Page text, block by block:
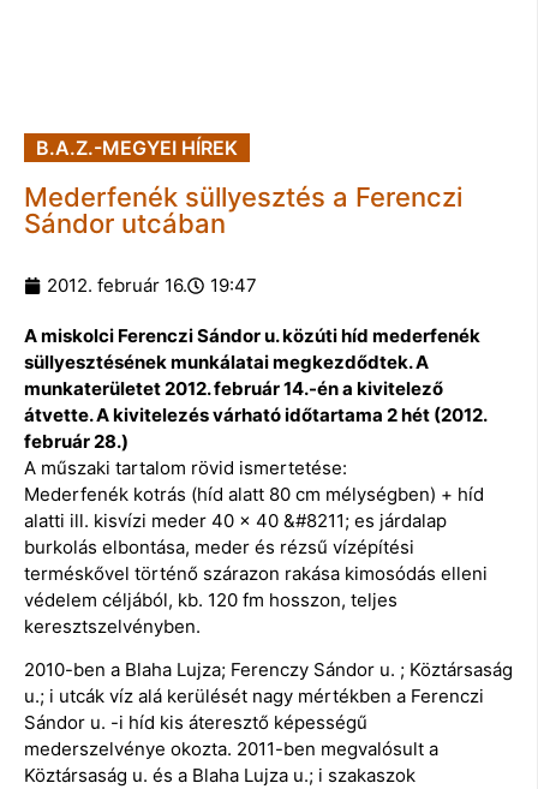
B.A.Z.-MEGYEI HÍREK
Mederfenék süllyesztés a Ferenczi
Sándor utcában
2012. február 16. 19:47
A miskolci Ferenczi Sándor u. közúti híd mederfenék
süllyesztésének munkálatai megkezdődtek. A
munkaterületet 2012. február 14.-én a kivitelező
átvette. A kivitelezés várható időtartama 2 hét (2012.
február 28.)
A műszaki tartalom rövid ismertetése:
Mederfenék kotrás (híd alatt 80 cm mélységben) + híd
alatti ill. kisvízi meder 40 x 40 &#8211; es járdalap
burkolás elbontása, meder és rézsű vízépítési
terméskővel történő szárazon rakása kimosódás elleni
védelem céljából, kb. 120 fm hosszon, teljes
keresztszelvényben.
2010-ben a Blaha Lujza; Ferenczy Sándor u. ; Köztársaság
u.; i utcák víz alá kerülését nagy mértékben a Ferenczi
Sándor u. -i híd kis áteresztő képességű
mederszelvénye okozta. 2011-ben megvalósult a
Köztársaság u. és a Blaha Lujza u.; i szakaszok